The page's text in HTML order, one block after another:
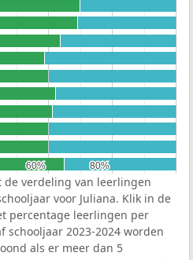
60%
60% 80%
80%
de verdeling van leerlingen
voor Juliana. Klik in de
percentage leerlingen per
schooljaar 2023-2024 worden
als er meer dan 5